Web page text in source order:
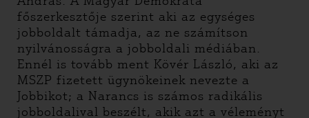
főszerkesztője szerint aki az egységes
jobboldalt támadja, az ne számítson
nyilvánosságra a jobboldali médiában.
Ennél is tovább ment Kövér László, aki az
MSZP fizetett ügynökeinek nevezte a
Jobbikot; a Narancs is számos radikális
jobboldalival beszélt, akik azt a véleményt